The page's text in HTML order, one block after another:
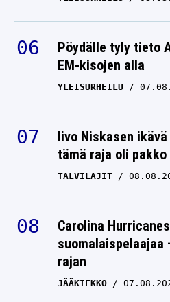
Pöydälle tyly tieto
EM-kisojen alla
YLEISURHEILU
Iivo Niskasen
tämä raja oli pakko
TALVILAJIT
Carolina
suomalaispelaajaa
rajan
JÄÄKIEKKO